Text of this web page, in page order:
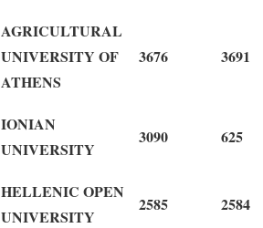
AGRICULTURAL
UNIVERSITY OF
ATHENS
3676 3691
IONIAN
UNIVERSITY
3090 625
HELLENIC OPEN
UNIVERSITY
2585 2584